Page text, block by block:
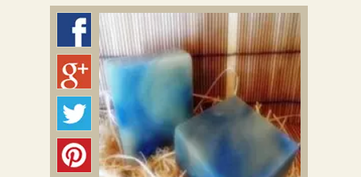
Colmeia Exchange
Perguntas Frequentes